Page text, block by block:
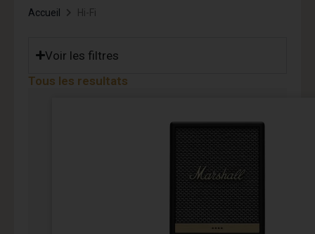
Accueil Hi-Fi
Voir les filtres
Tous les resultats